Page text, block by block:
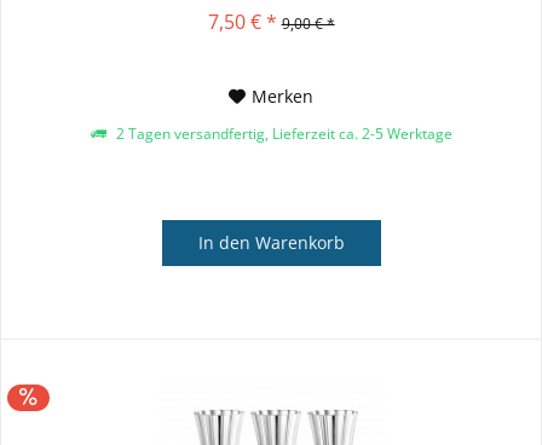
7,50 € * 9,00 € *
Merken
2 Tagen versandfertig, Lieferzeit ca. 2-5 Werktage
In den Warenkorb